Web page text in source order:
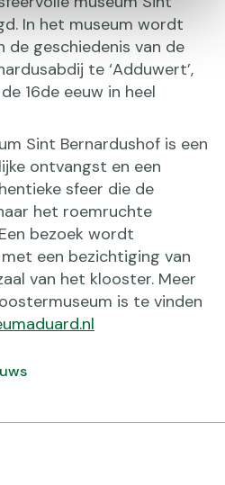
In het museum wordt
de geschiedenis van de
te ‘Adduwert’,
16de eeuw in heel
Sint Bernardushof is een
ontvangst en een
sfeer die de
het roemruchte
bezoek wordt
een bezichtiging van
van het klooster. Meer
is te vinden